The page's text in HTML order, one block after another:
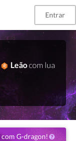
Entrar
Leãocom lua
com G-dragon!